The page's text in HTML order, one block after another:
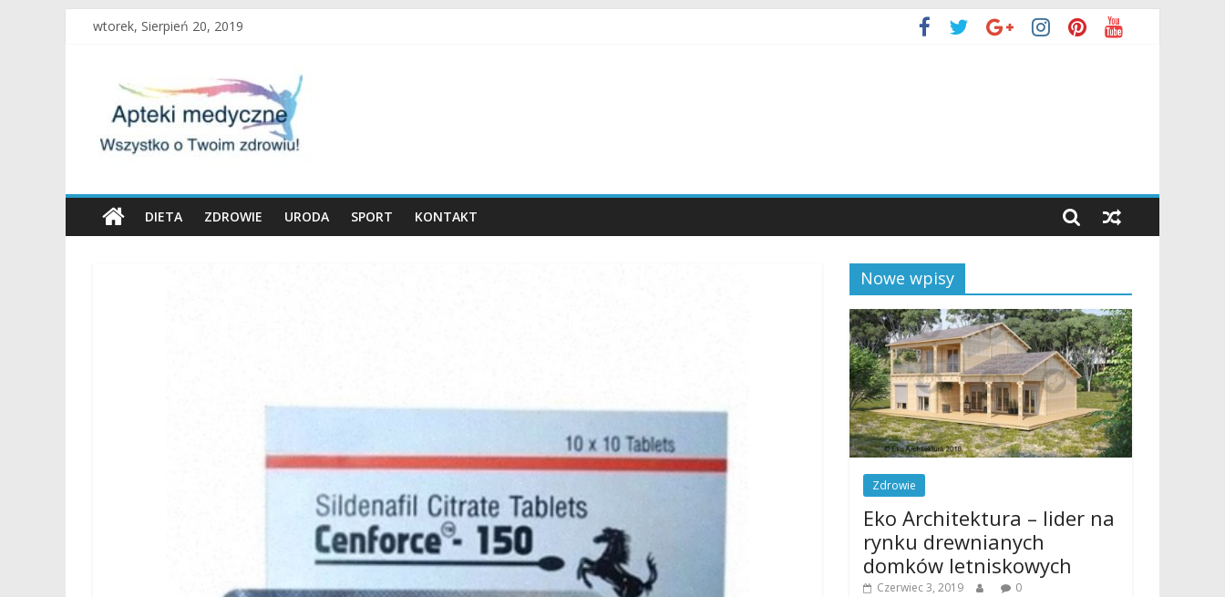
Skipwtorek, Sierpień 20, 2019
Apteki
Medyczne
Blog
Uroda
DIETA ZDROWIE URODA SPORT KONTAKT
Nowe wpisy
Zdrowie
Eko Architektura – lider na
rynku drewnianych
domków letniskowych
Czerwiec 3, 2019 0